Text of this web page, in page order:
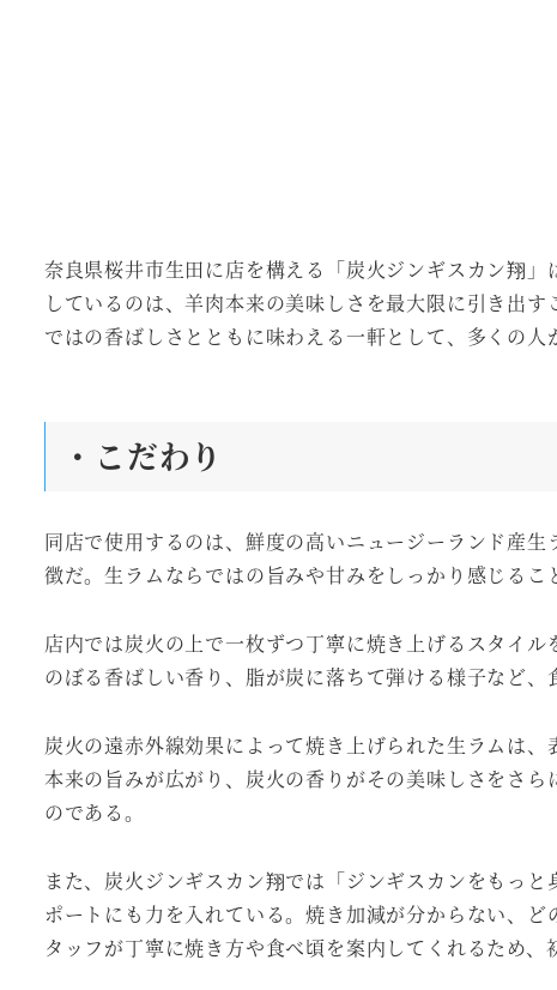
奈良県桜井市生田に店を構える「炭火ジンギスカン翔
しているのは、羊肉本来の美味しさを最大限に引き出
ではの香ばしさとともに味わえる一軒として、多くの人
・こだわり
同店で使用するのは、鮮度の高いニュージーランド産
徴だ。生ラムならではの旨みや甘みをしっかり感じる
店内では炭火の上で一枚ずつ丁寧に焼き上げるスタイ
のぼる香ばしい香り、脂が炭に落ちて弾ける様子など、
炭火の遠赤外線効果によって焼き上げられた生ラムは
本来の旨みが広がり、炭火の香りがその美味しさをさ
のである。
また、炭火ジンギスカン翔では「ジンギスカンをもっ
ポートにも力を入れている。焼き加減が分からない、
タッフが丁寧に焼き方や食べ頃を案内してくれるため